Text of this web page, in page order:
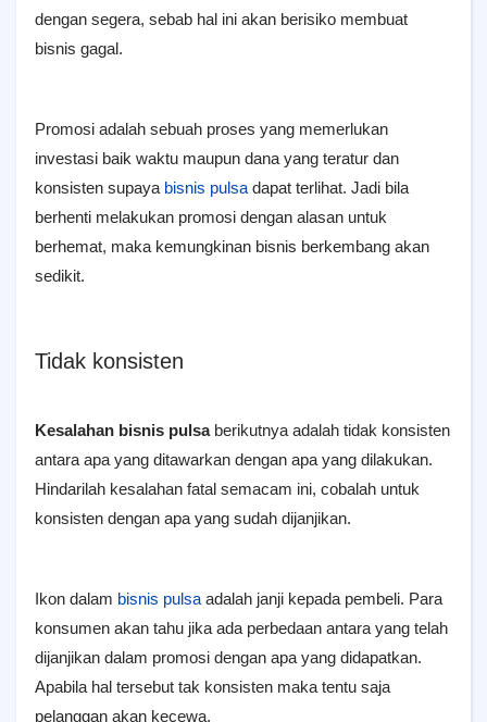
dengan segera, sebab hal ini akan berisiko membuat
bisnis gagal.
Promosi adalah sebuah proses yang memerlukan
investasi baik waktu maupun dana yang teratur dan
konsisten supaya bisnis pulsa dapat terlihat. Jadi bila
berhenti melakukan promosi dengan alasan untuk
berhemat, maka kemungkinan bisnis berkembang akan
sedikit.
Tidak konsisten
Kesalahan bisnis pulsaberikutnya adalah tidak konsisten
antara apa yang ditawarkan dengan apa yang dilakukan.
Hindarilah kesalahan fatal semacam ini, cobalah untuk
konsisten dengan apa yang sudah dijanjikan.
Ikon dalam bisnis pulsa adalah janji kepada pembeli. Para
konsumen akan tahu jika ada perbedaan antara yang telah
dijanjikan dalam promosi dengan apa yang didapatkan.
Apabila hal tersebut tak konsisten maka tentu saja
pelanggan akan kecewa.